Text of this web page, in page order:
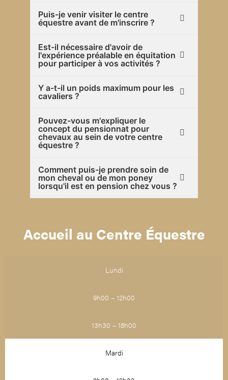
Puis-je venir visiter le centre
équestre avant de m'inscrire ?
Est-il nécessaire d'avoir de
l'expérience préalable en équitation
pour participer à vos activités ?
Y a-t-il un poids maximum pour les
cavaliers ?
Pouvez-vous m'expliquer le
concept du pensionnat pour
chevaux au sein de votre centre
équestre ?
Comment puis-je prendre soin de
mon cheval ou de mon poney
lorsqu'il est en pension chez vous ?
Accueil au Centre Équestre
Lundi
9h00 – 12h00
13h30 – 18h00
Mardi